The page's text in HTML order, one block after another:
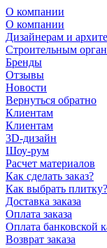
О компании
О компании
Дизайнерам и
Строительным
Бренды
Отзывы
Новости
Вернуться обратно
Клиентам
Клиентам
3D-дизайн
Шоу-рум
Расчет материалов
Как сделать заказ?
Как выбрать плитку?
Доставка заказа
Оплата заказа
Оплата банковской
Возврат заказа